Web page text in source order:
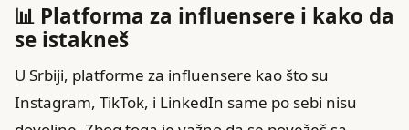
📊 Platforma za influensere i kako da
se istakneš
U Srbiji, platforme za influensere kao što su
Instagram, TikTok, i LinkedIn same po sebi nisu